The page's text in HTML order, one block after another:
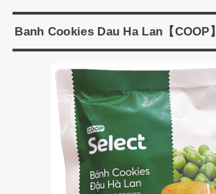
Banh Cookies Dau Ha Lan【COOP】